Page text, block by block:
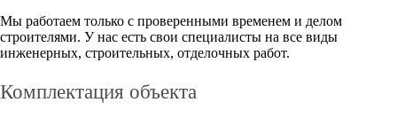
Мы работаем только с проверенными временем и делом
строителями. У нас есть свои специалисты на все виды
инженерных, строительных, отделочных работ.
Комплектация объекта